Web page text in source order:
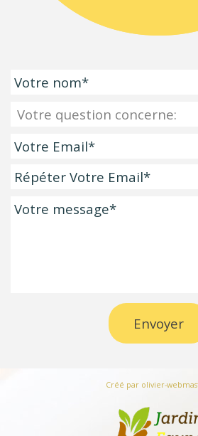
Créé par olivier-